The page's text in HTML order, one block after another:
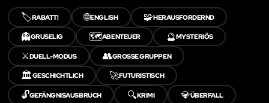
🏷️RABATT! 🌐ENGLISH 🧩HERAUSFORDERND
👻GRUSELIG 🗺️ABENTEUER 🔮MYSTERIÖS
⚔️DUELL-MODUS 👥GROSSE GRUPPEN
🏛️GESCHICHTLICH 🚀FUTURISTISCH
🔓GEFÄNGNISAUSBRUCH 🔍KRIMI 💎ÜBERFALL